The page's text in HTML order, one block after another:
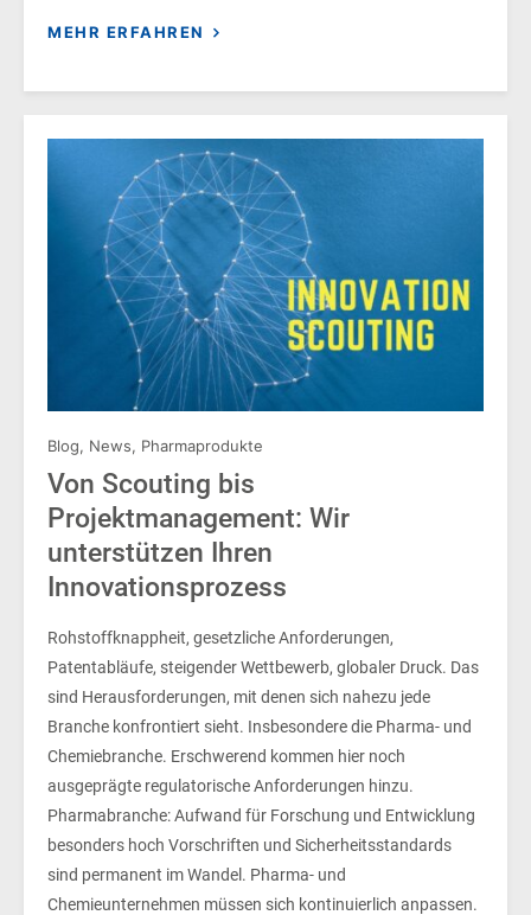
MEHR ERFAHREN
Blog, News, Pharmaprodukte
Von Scouting bis
Projektmanagement: Wir
unterstützen Ihren
Innovationsprozess
Rohstoffknappheit, gesetzliche Anforderungen,
Patentabläufe, steigender Wettbewerb, globaler Druck. Das
sind Herausforderungen, mit denen sich nahezu jede
Branche konfrontiert sieht. Insbesondere die Pharma- und
Chemiebranche. Erschwerend kommen hier noch
ausgeprägte regulatorische Anforderungen hinzu.
Pharmabranche: Aufwand für Forschung und Entwicklung
besonders hoch Vorschriften und Sicherheitsstandards
sind permanent im Wandel. Pharma- und
Chemieunternehmen müssen sich kontinuierlich anpassen.